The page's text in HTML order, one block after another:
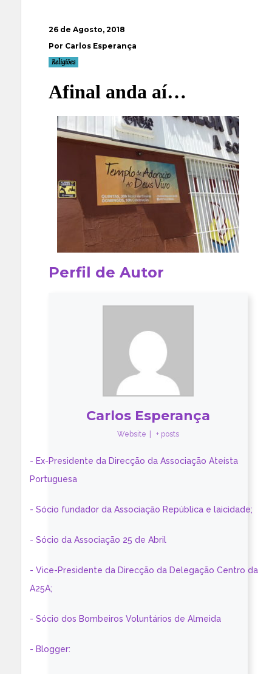
26 de Agosto, 2018
Por Carlos Esperança
Religiões
Afinal anda aí…
Perfil de Autor
Carlos Esperança
Website + posts
- Ex-Presidente da Direcção da Associação Ateísta
Portuguesa
- Sócio fundador da Associação República e laicidade;
- Sócio da Associação 25 de Abril
- Vice-Presidente da Direcção da Delegação Centro da
A25A;
- Sócio dos Bombeiros Voluntários de Almeida
- Blogger: